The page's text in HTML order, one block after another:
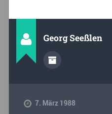
Georg Seeßlen
7. März 1988